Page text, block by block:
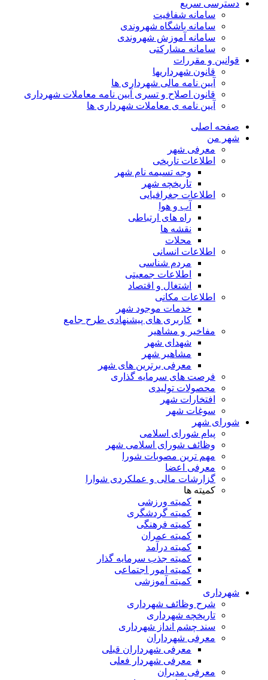
دسترسی سریع
سامانه شفافیت
سامانه باشگاه شهروندی
سامانه آموزش شهروندی
سامانه مشارکتی
قوانین و مقررات
قانون شهرداریها
آیین نامه مالی شهرداری ها
قانون اصلاح و تسری آیین نامه معاملات شهرداری
آیین نامه ی معاملات شهرداری ها
صفحه اصلی
شهر من
معرفی شهر
اطلاعات تاریخی
وجه تسیمه نام شهر
تاریخچه شهر
اطلاعات جغرافیایی
آب و هوا
راه های ارتباطی
نقشه ها
محلات
اطلاعات انسانی
مردم شناسی
اطلاعات جمعیتی
اشتغال و اقتصاد
اطلاعات مکانی
خدمات موجود شهر
کاربری های پیشنهادی طرح جامع
مفاخیر و مشاهیر
شهدای شهر
مشاهیر شهر
معرفی برترین های شهر
فرصت های سرمایه گذاری
محصولات تولیدی
افتخارات شهر
سوغات شهر
شورای شهر
پیام شورای اسلامی
وظائف شورای اسلامی شهر
مهم ترین مصوبات شورا
معرفی اعضا
گزارشات مالی و عملکردی شوارا
کمیته ها
کمیته ورزشی
کمیته گردشگری
کمیته فرهنگی
کمیته عمران
کمیته درآمد
کمیته جذب سرمایه گذار
کمیته امور اجتماعی
کمیته آموزشی
شهرداری
شرح وظائف شهرداری
تاریخچه شهرداری
سند چشم انداز شهرداری
معرفی شهرداران
معرفی شهرداران قبلی
معرفی شهردار فعلی
معرفی مدیران